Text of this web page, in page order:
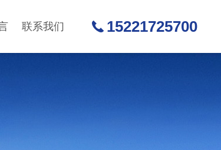
联系我们 15221725700